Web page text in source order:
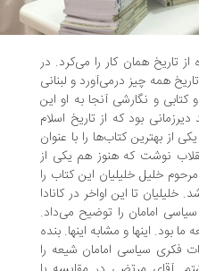
همان کار را می‌کرد. در
‌چیز درمی‌آورد و لبنانی
آنجا به او این
بود که از تاریخ اسلام
کتاب‌ها را با عنوان
که هنوز هم یکی از
خلیلیان این کتاب را
تا این اواخر در کانادا
را توضیح می‌داد.
و مشابه اینها. بنده
سیاسی امامان شیعه را